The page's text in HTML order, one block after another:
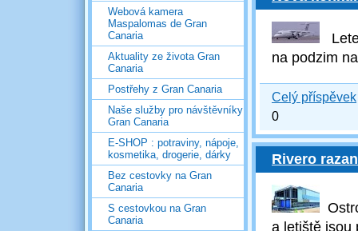
Webová kamera
Maspalomas de Gran
Canaria
Aktuality ze života Gran
Canaria
Postřehy z Gran Canaria
Naše služby pro návštěvníky
Gran Canaria
E-SHOP : potraviny, nápoje,
kosmetika, drogerie, dárky
Bez cestovky na Gran
Canaria
S cestovkou na Gran
Canaria
na podzim
Celý příspěvek
0
Rivero
a letiště jsou